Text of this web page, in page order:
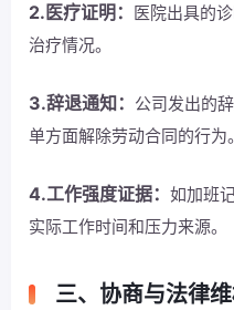
2.医疗证明：
医院出具的
治疗情况。
3.辞退通知： 公司发出的
单方面解除劳动合同的行为。
4.工作强度证据： 如加班
实际工作时间和压力来源。
三、协商与法律